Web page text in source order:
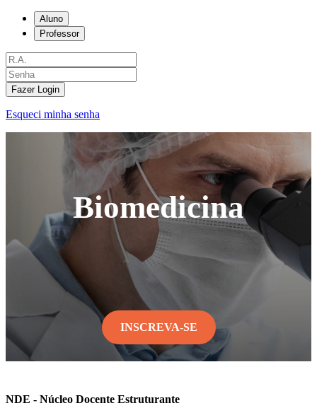
Aluno
Professor
Fazer Login
Esqueci minha senha
Biomedicina
INSCREVA-SE
NDE - Núcleo Docente Estruturante